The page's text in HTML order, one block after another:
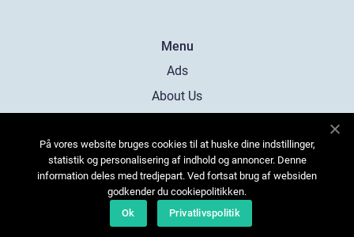
Menu
Ads
About Us
Contact
Sitemap
På vores website bruges cookies til at huske dine indstillinger,
statistik og personalisering af indhold og annoncer. Denne
information deles med tredjepart. Ved fortsat brug af websiden
godkender du cookiepolitikken.
Ok
Privatlivspolitik